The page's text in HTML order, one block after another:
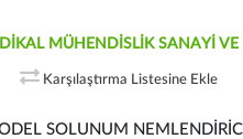
MÜHENDİSLİK SANAYİ
Karşılaştırma Listesine Ekle
SOLUNUM